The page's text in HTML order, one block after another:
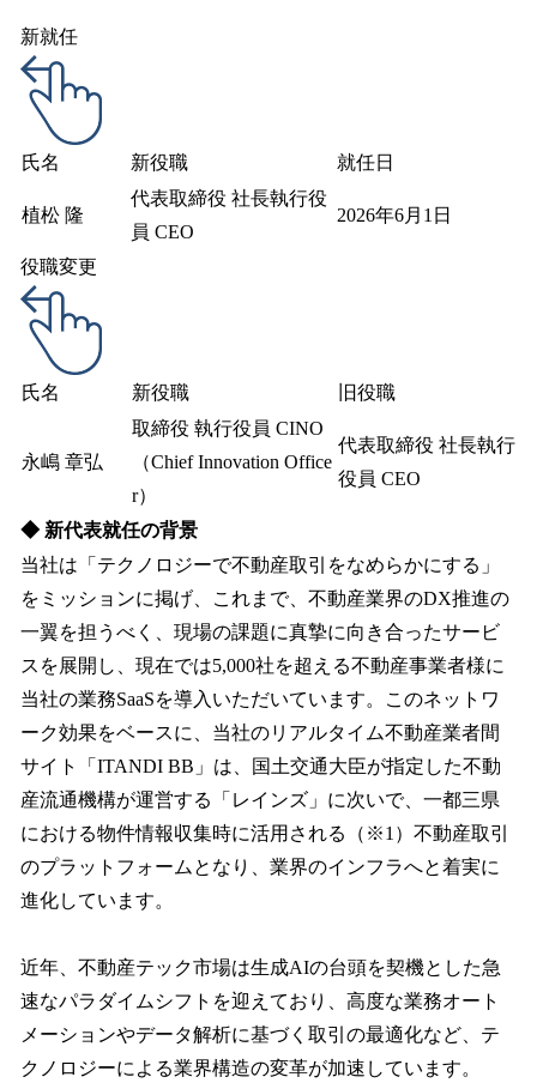
新就任
氏名 新役職 就任日
植松 隆
代表取締役 社長執行役
員 CEO
2026年6月1日
役職変更
氏名 新役職 旧役職
永嶋 章弘
取締役 執行役員 CINO
（Chief Innovation Office
r）
代表取締役 社長執行
役員 CEO
◆ 新代表就任の背景
当社は「テクノロジーで不動産取引をなめらかにする」
をミッションに掲げ、これまで、不動産業界のDX推進の
一翼を担うべく、現場の課題に真摯に向き合ったサービ
スを展開し、現在では5,000社を超える不動産事業者様に
当社の業務SaaSを導入いただいています。このネットワ
ーク効果をベースに、当社のリアルタイム不動産業者間
サイト「ITANDI BB」は、国土交通大臣が指定した不動
産流通機構が運営する「レインズ」に次いで、一都三県
における物件情報収集時に活用される（※1）不動産取引
のプラットフォームとなり、業界のインフラへと着実に
進化しています。
近年、不動産テック市場は生成AIの台頭を契機とした急
速なパラダイムシフトを迎えており、高度な業務オート
メーションやデータ解析に基づく取引の最適化など、テ
クノロジーによる業界構造の変革が加速しています。